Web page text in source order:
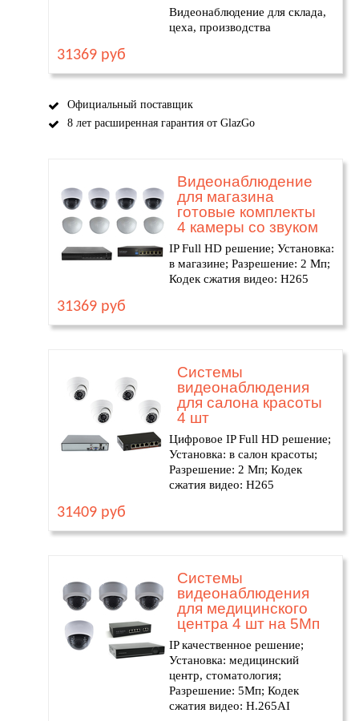
Видеонаблюдение для склада,
цеха, производства
31369 руб
Официальный поставщик
8 лет расширенная гарантия от GlazGo
Видеонаблюдение
для магазина
готовые комплекты
4 камеры со звуком
IP Full HD решение; Установка:
в магазине; Разрешение: 2 Мп;
Кодек сжатия видео: H265
31369 руб
Системы
видеонаблюдения
для салона красоты
4 шт
Цифровое IP Full HD решение;
Установка: в салон красоты;
Разрешение: 2 Мп; Кодек
сжатия видео: H265
31409 руб
Системы
видеонаблюдения
для медицинского
центра 4 шт на 5Мп
IP качественное решение;
Установка: медицинский
центр, стоматология;
Разрешение: 5Мп; Кодек
сжатия видео: H.265AI